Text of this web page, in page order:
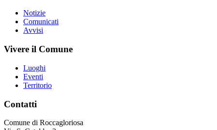
Notizie
Comunicati
Avvisi
Vivere il Comune
Luoghi
Eventi
Territorio
Contatti
Comune di Roccagloriosa